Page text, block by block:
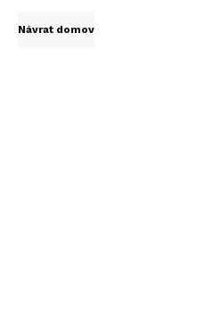
Návrat domov